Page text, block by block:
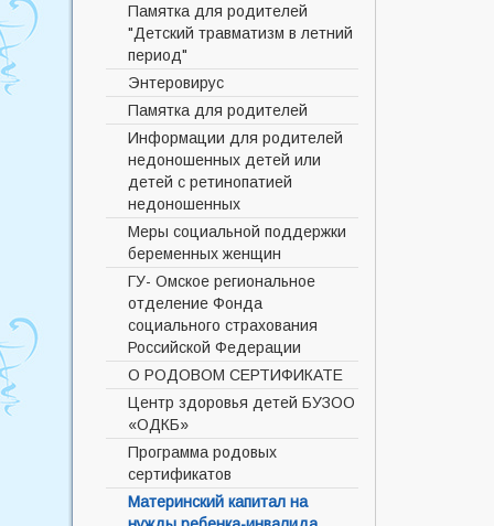
Памятка для родителей
"Детский травматизм в летний
период"
Энтеровирус
Памятка для родителей
Информации для родителей
недоношенных детей или
детей с ретинопатией
недоношенных
Меры социальной поддержки
беременных женщин
ГУ- Омское региональное
отделение Фонда
социального страхования
Российской Федерации
О РОДОВОМ СЕРТИФИКАТЕ
Центр здоровья детей БУЗОО
«ОДКБ»
Программа родовых
сертификатов
Материнский капитал на